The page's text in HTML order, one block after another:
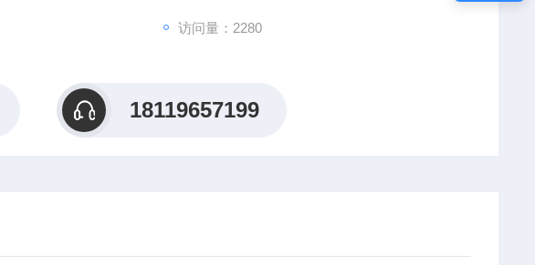
访问量：2280
18119657199